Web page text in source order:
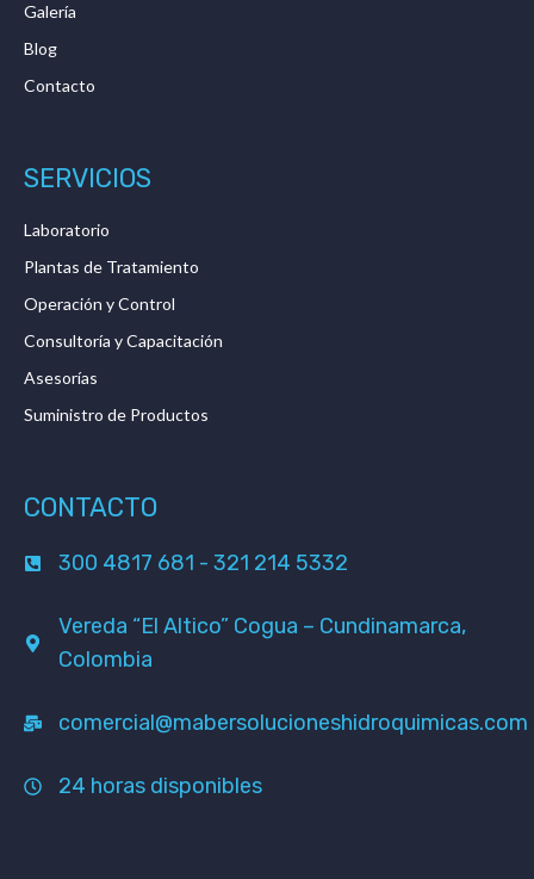
Galería
Blog
Contacto
SERVICIOS
Laboratorio
Plantas de Tratamiento
Operación y Control
Consultoría y Capacitación
Asesorías
Suministro de Productos
CONTACTO
300 4817 681 - 321 214 5332
Vereda “El Altico” Cogua – Cundinamarca,
Colombia
comercial@mabersolucioneshidroquimicas.com
24 horas disponibles